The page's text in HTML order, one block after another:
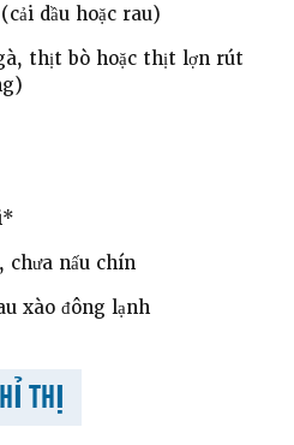
dầu hoặc rau)
thịt bò hoặc thịt lợn rút
chưa nấu chín
xào đông lạnh
THỊ